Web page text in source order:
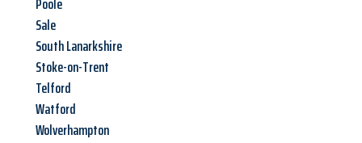
Sale
South Lanarkshire
Stoke-on-Trent
Telford
Watford
Wolverhampton